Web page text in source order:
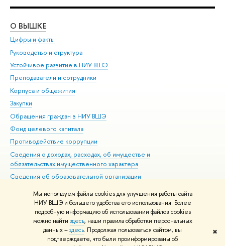
Мы используем файлы cookies для улучшения работы сайта
НИУ ВШЭ и большего удобства его использования. Более
подробную информацию об использовании файлов cookies
можно найти здесь, наши правила обработки персональных
данных –здесь. Продолжая пользоваться сайтом, вы
подтверждаете, что были проинформированы об
✖
О ВЫШКЕ
Цифры и факты
Руководство и структура
Устойчивое развитие в НИУ ВШЭ
Преподаватели и сотрудники
Корпуса и общежития
Закупки
Обращения граждан в НИУ ВШЭ
Фонд целевого капитала
Противодействие коррупции
Сведения о доходах, расходах, об имуществе и
обязательствах имущественного характера
Сведения об образовательной организации
Людям с ограниченными возможностями здоровья
Единая платежная страница
Работа в Вышке